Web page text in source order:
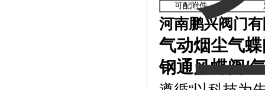
可配附件
河南鹏兴阀门
气动烟尘气
钢通风蝶阀/